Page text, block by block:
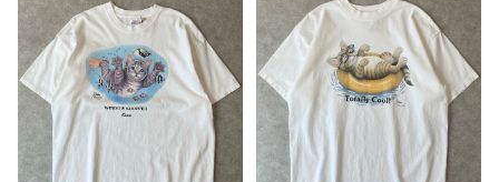
代 ビンテージ XL 260806
10